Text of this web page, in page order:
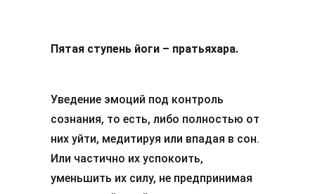
Пятая ступень йоги – пратьяхара.
Уведение эмоций под контроль
сознания, то есть, либо полностью от
них уйти, медитируя или впадая в сон.
Или частично их успокоить,
уменьшить их силу, не предпринимая